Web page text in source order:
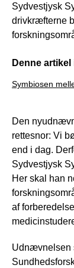
Sydvestjysk
drivkræfterne
Denne
Symbiosen
Den
rettesnor: Vi
end i dag.
Sydvestjysk
Her skal han
af
Udnævnelsen